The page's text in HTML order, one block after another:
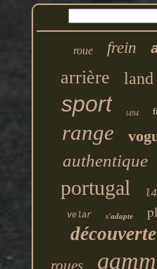
roue frein
arrière land
sport l494
range
authentique
portugal
velar s'adapte
découverte